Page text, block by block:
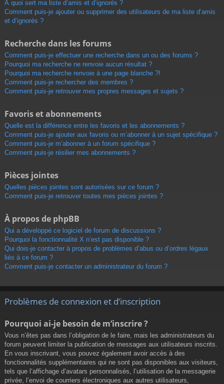
À quoi sert ma liste d’amis et d’ignorés ?
Comment puis-je ajouter ou supprimer des utilisateurs de ma liste d’amis
et d’ignorés ?
Recherche dans les forums
Comment puis-je effectuer une recherche dans un ou des forums ?
Pourquoi ma recherche ne renvoie aucun résultat ?
Pourquoi ma recherche renvoie à une page blanche ?!
Comment puis-je rechercher des membres ?
Comment puis-je retrouver mes propres messages et sujets ?
Favoris et abonnements
Quelle est la différence entre les favoris et les abonnements ?
Comment puis-je ajouter aux favoris ou m’abonner à un sujet spécifique ?
Comment puis-je m’abonner à un forum spécifique ?
Comment puis-je résilier mes abonnements ?
Pièces jointes
Quelles pièces jointes sont autorisées sur ce forum ?
Comment puis-je retrouver toutes mes pièces jointes ?
À propos de phpBB
Qui a développé ce logiciel de forum de discussions ?
Pourquoi la fonctionnalité X n’est pas disponible ?
Qui dois-je contacter à propos de problèmes d’abus ou d’ordres légaux
liés à ce forum ?
Comment puis-je contacter un administrateur du forum ?
Problèmes de connexion et d’inscription
Pourquoi ai-je besoin de m’inscrire ?
Vous n’êtes pas dans l’obligation de le faire, mais les administrateurs du
forum peuvent limiter la publication de messages aux utilisateurs inscrits.
En vous inscrivant, vous pouvez également avoir accès à des
fonctionnalités supplémentaires qui ne sont pas disponibles aux visiteurs,
tels que l’affichage d’avatars personnalisés, l’utilisation de la messagerie
privée, l’envoi de courriers électroniques aux autres utilisateurs,